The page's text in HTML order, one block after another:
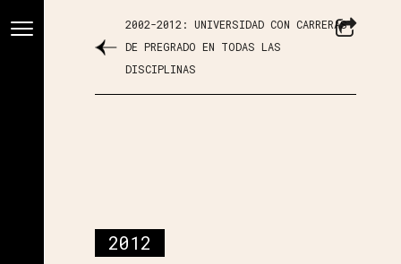
2002-2012: UNIVERSIDAD CON CARRERAS
DE PREGRADO EN TODAS LAS
DISCIPLINAS
2012